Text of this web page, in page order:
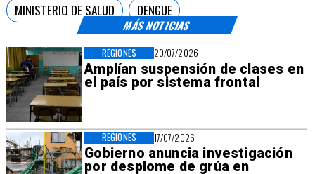
MÁS NOTICIAS
20/07/2026
Amplían suspensión de clases en
el país por sistema frontal
REGIONES
17/07/2026
Gobierno anuncia investigación
por desplome de grúa en
REGIONES
MINISTERIO DE SALUD
DENGUE